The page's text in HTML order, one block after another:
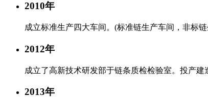
2010年
成立标准生产四大车间。(标准链生产车间，非标
2012年
成立了高新技术研发部于链条质检检验室。投产
2013年